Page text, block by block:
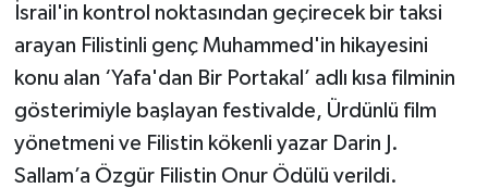
İsrail'in kontrol noktasından geçirecek bir taksi
arayan Filistinli genç Muhammed'in hikayesini
konu alan ‘Yafa'dan Bir Portakal’ adlı kısa filminin
gösterimiyle başlayan festivalde, Ürdünlü film
yönetmeni ve Filistin kökenli yazar Darin J.
Sallam’a Özgür Filistin Onur Ödülü verildi.